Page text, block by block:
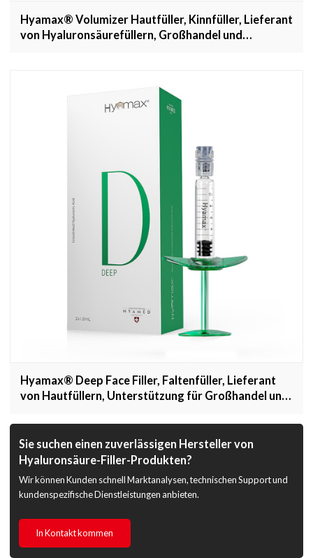
Hyamax® Volumizer Hautfüller, Kinnfüller, Lieferant
von Hyaluronsäurefüllern, Großhandel und
Hyamax® Deep Face Filler, Faltenfüller, Lieferant
von Hautfüllern, Unterstützung für Großhandel und
Sie suchen einen zuverlässigen Hersteller von
Hyaluronsäure-Filler-Produkten?
Wir können Kunden schnell Marktanalysen, technischen Support und
kundenspezifische Dienstleistungen anbieten.
In Kontakt kommen